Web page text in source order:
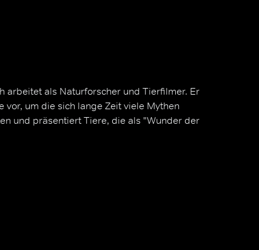
arbeitet als Naturforscher und Tierfilmer. Er
vor, um die sich lange Zeit viele Mythen
und präsentiert Tiere, die als "Wunder der